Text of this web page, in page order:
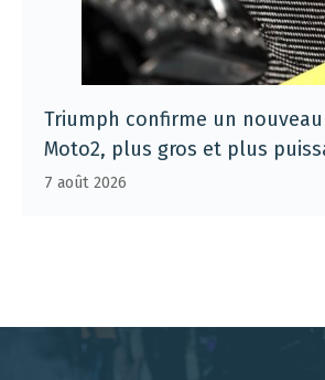
Triumph confirme un
Moto2, plus gros et plus
7 août 2026